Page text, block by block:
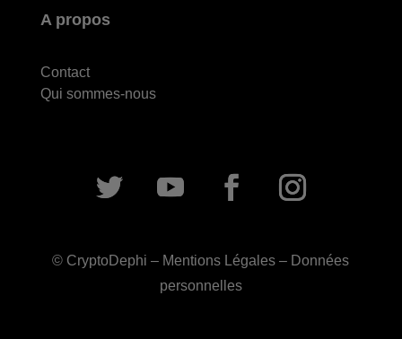
A propos
Contact
Qui sommes-nous
© CryptoDephi – Mentions Légales – Données
personnelles